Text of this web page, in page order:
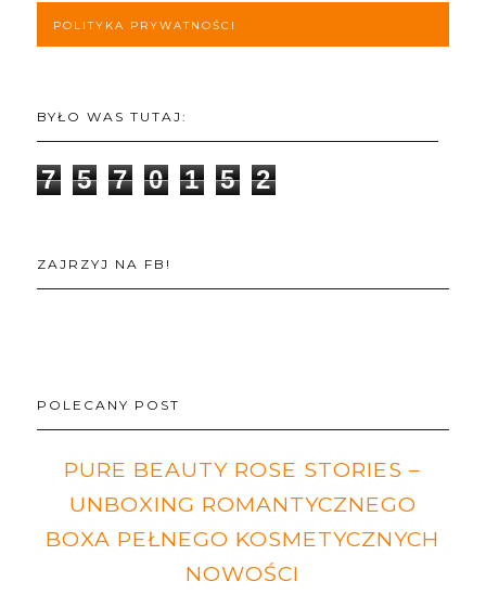
POLITYKA PRYWATNOŚCI
BYŁO WAS TUTAJ:
7 5 7 0 1 5 2
ZAJRZYJ NA FB!
POLECANY POST
PURE BEAUTY ROSE STORIES –
UNBOXING ROMANTYCZNEGO
BOXA PEŁNEGO KOSMETYCZNYCH
NOWOŚCI